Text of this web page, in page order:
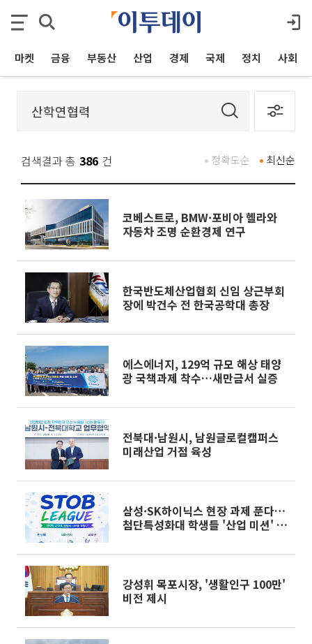
마켓 금융 부동산 산업 경제 국제 정치 사회
검색결과 총 386 건 최신순
정확도순
코베스트로, BMW·포비아 헬라와
자동차 조명 순환경제 연구
한국반도체산업협회 신임 상근부회
장에 박건수 전 한국공학대 총장
에스에너지, 129억 규모 해상 태양
광 국책과제 착수…새만금서 실증
전북대·남원시, 남원글로컬캠퍼스
미래산업 거점 육성
삼성·SK하이닉스 현장 과제 푼다…
첨단특성화대 학생들 '산업 미션' 도
강성휘 목포시장, '생활인구 100만'
비전 제시